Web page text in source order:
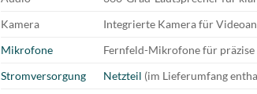
Kamera
Integrierte Kamera für
Mikrofone
Fernfeld-Mikrofone für präzise
Stromversorgung
Netzteil (im Lieferumfang